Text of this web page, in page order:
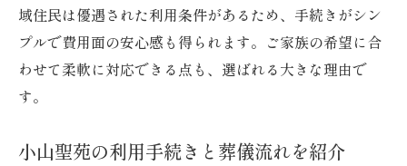
域住民は優遇された利用条件があるため、手続きがシン
プルで費用面の安心感も得られます。ご家族の希望に合
わせて柔軟に対応できる点も、選ばれる大きな理由で
す。
小山聖苑の利用手続きと葬儀流れを紹介